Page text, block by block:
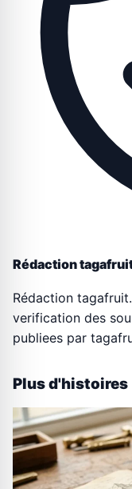
Rédaction
Rédaction
verification des
publiees par
Plus d'histoires